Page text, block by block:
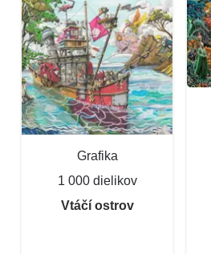
Grafika
1 000 dielikov
Vtáčí ostrov